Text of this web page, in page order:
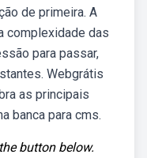
de primeira. A
complexidade das
para passar,
Webgrátis
as principais
banca para cms.
button below.